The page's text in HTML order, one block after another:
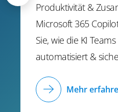
Produktivität &
Microsoft 365
Sie, wie die KI
automatisiert &
Mehr